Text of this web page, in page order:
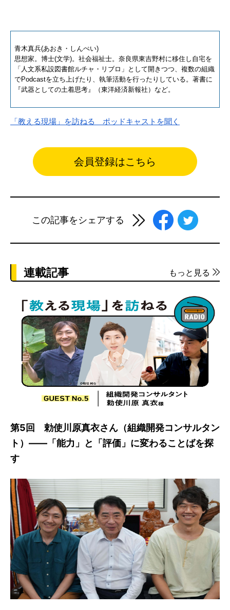
青木真兵(あおき・しんぺい)
思想家。博士(文学)。社会福祉士。奈良県東吉野村に移住し自宅を
「人文系私設図書館ルチャ・リブロ」として開きつつ、複数の組織
でPodcastを立ち上げたり、執筆活動を行ったりしている。著書に
『武器としての土着思考』（東洋経済新報社）など。
「教える現場」を訪ねる　ポッドキャストを聞く
会員登録はこちら
この記事をシェアする
連載記事 もっと見る
第5回 勅使川原真衣さん（組織開発コンサルタン
ト）――「能力」と「評価」に変わることばを探
す